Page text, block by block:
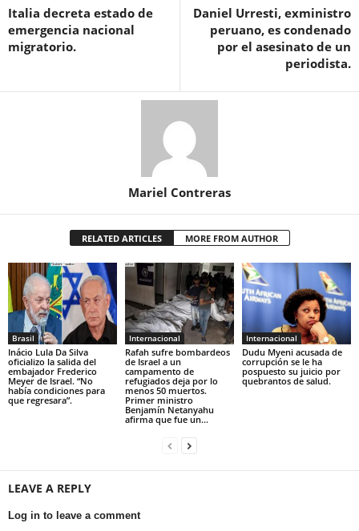
Italia decreta estado de
emergencia nacional
migratorio.
Daniel Urresti, exministro
peruano, es condenado
por el asesinato de un
periodista.
Mariel Contreras
RELATED ARTICLES MORE FROM AUTHOR
Brasil
Inácio Lula Da Silva
oficializo la salida del
embajador Frederico
Meyer de Israel. “No
había condiciones para
que regresara”.
Internacional
Rafah sufre bombardeos
de Israel a un
campamento de
refugiados deja por lo
menos 50 muertos.
Primer ministro
Benjamín Netanyahu
afirma que fue un...
Internacional
Dudu Myeni acusada de
corrupción se le ha
pospuesto su juicio por
quebrantos de salud.
LEAVE A REPLY
Log in to leave a comment